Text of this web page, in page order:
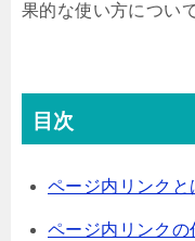
果的な使い方につい
目次
ページ内リンクと
ページ内リンクの